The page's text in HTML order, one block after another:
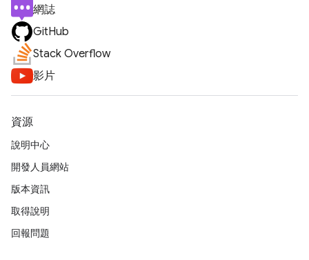
網誌
GitHub
Stack Overflow
影片
資源
說明中心
開發人員網站
版本資訊
取得說明
回報問題